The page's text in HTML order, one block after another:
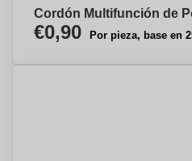
Cordón Multifunción de
€0,90 Por pieza, base en